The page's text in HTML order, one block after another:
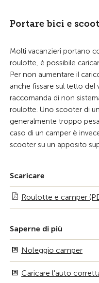
Portare bici e
Molti vacanzieri portano
roulotte, è possibile
Per non aumentare il
anche fissare sul tetto del
raccomanda di non
roulotte. Uno scooter di
generalmente troppo
caso di un camper è
scooter su un apposito
Scaricare
Roulotte e camper
Saperne di più
Noleggio camper
Caricare l'auto